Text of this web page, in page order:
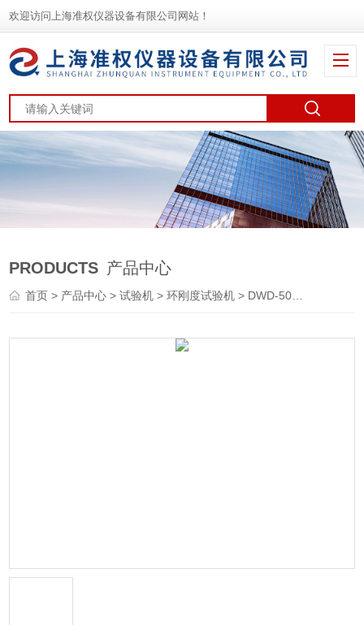
欢迎访问上海准权仪器设备有限公司网站！
PRODUCTS 产品中心
首页> 产品中心 >试验机 >环刚度试验机 > DWD-50KN塑料管材环刚度试验机